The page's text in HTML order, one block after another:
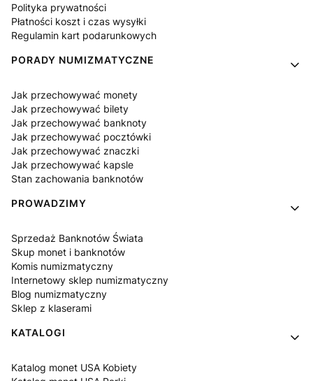
Polityka prywatności
Płatności koszt i czas wysyłki
Regulamin kart podarunkowych
PORADY NUMIZMATYCZNE
Jak przechowywać monety
Jak przechowywać bilety
Jak przechowywać banknoty
Jak przechowywać pocztówki
Jak przechowywać znaczki
Jak przechowywać kapsle
Stan zachowania banknotów
PROWADZIMY
Sprzedaż Banknotów Świata
Skup monet i banknotów
Komis numizmatyczny
Internetowy sklep numizmatyczny
Blog numizmatyczny
Sklep z klaserami
KATALOGI
Katalog monet USA Kobiety